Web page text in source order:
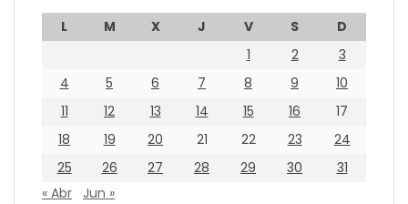
L M X J V S
D
1
2
3
4
5 6 7 8 9
10
11
12 13 14 15 16
17
18
19 20 21 22 23
24
25
26 27 28 29 30
31
« Abr
Jun »